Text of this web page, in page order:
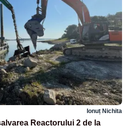
Ionuț Nichita
Reactorului 2 de la